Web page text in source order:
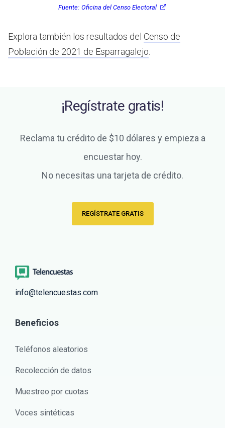
Fuente: Oficina del Censo Electoral
Explora también los resultados del Censo de
Población de 2021 de Esparragalejo
¡Regístrate gratis!
Reclama tu crédito de $10 dólares y empieza a
encuestar hoy.
No necesitas una tarjeta de crédito.
REGÍSTRATE GRATIS
info@telencuestas.com
Beneficios
Teléfonos aleatorios
Recolección de datos
Muestreo por cuotas
Voces sintéticas